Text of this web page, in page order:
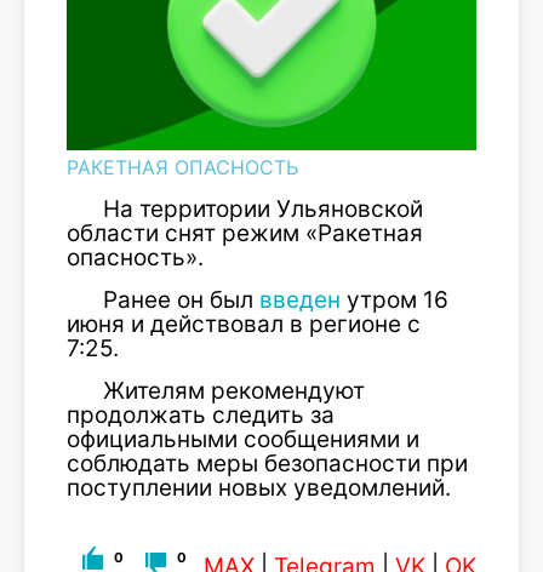
РАКЕТНАЯ ОПАСНОСТЬ
На территории Ульяновской
области снят режим «Ракетная
опасность».
Ранее он был введен утром 16
июня и действовал в регионе с
7:25.
Жителям рекомендуют
продолжать следить за
официальными сообщениями и
соблюдать меры безопасности при
поступлении новых уведомлений.
0 0